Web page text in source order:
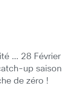
… 28 Février
up saison
de zéro !